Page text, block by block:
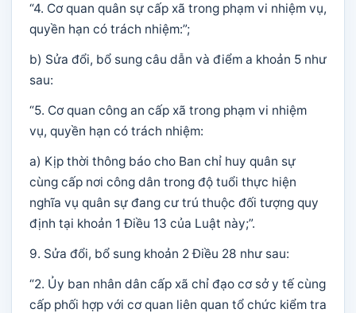
“4. Cơ quan quân sự cấp xã trong phạm vi nhiệm vụ,
quyền hạn có trách nhiệm:”;
b) Sửa đổi, bổ sung câu dẫn và điểm a khoản 5 như
sau:
“5. Cơ quan công an cấp xã trong phạm vi nhiệm
vụ, quyền hạn có trách nhiệm:
a) Kịp thời thông báo cho Ban chỉ huy quân sự
cùng cấp nơi công dân trong độ tuổi thực hiện
nghĩa vụ quân sự đang cư trú thuộc đối tượng quy
định tại khoản 1 Điều 13 của Luật này;”.
9. Sửa đổi, bổ sung khoản 2 Điều 28 như sau:
“2. Ủy ban nhân dân cấp xã chỉ đạo cơ sở y tế cùng
cấp phối hợp với cơ quan liên quan tổ chức kiểm tra